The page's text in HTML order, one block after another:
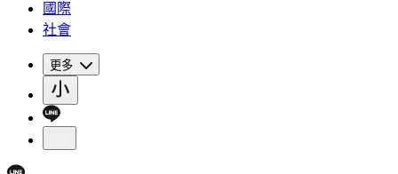
國際
社會
更多